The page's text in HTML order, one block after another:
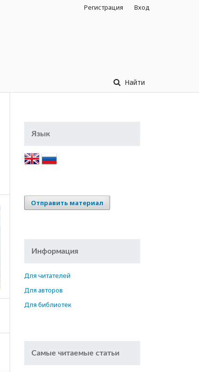
Найти
Регистрация Вход
Язык
Отправить материал
Информация
Для читателей
Для авторов
Для библиотек
Самые читаемые статьи